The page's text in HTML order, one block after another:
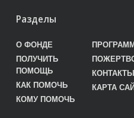
Разделы
О ФОНДЕ
ПОЛУЧИТЬ
ПОМОЩЬ
КАК ПОМОЧЬ
КОМУ ПОМОЧЬ
КОНТАКТЫ
КАРТА